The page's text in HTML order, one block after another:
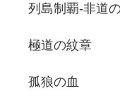
列島制覇-非道
極道の紋章
孤狼の血